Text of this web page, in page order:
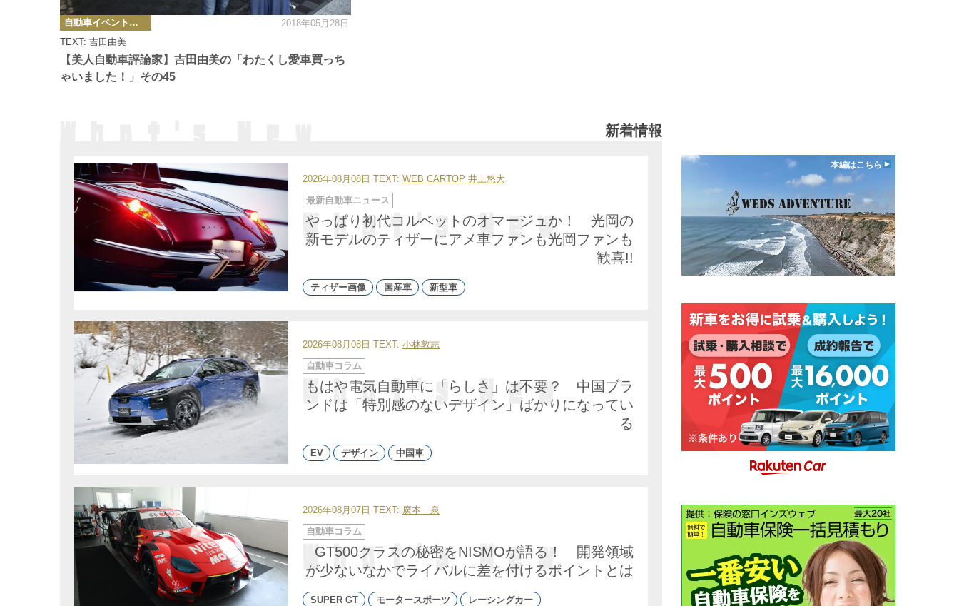
【美人自動車評論家】吉田由美の「わたくし愛車買っち
ゃいました！」その45
TEXT: 吉田由美
カ
テ
ゴ
リ
ー
自動車イベント・カーイベント 2018年05月28日
新着情報
2026年08月08日 TEXT: WEB CARTOP 井上悠大
やっぱり初代コルベットのオマージュか！ 光岡の
新モデルのティザーにアメ車ファンも光岡ファンも
歓喜!!
カ
テ
ゴ
リ
ー
最新自動車ニュース
ティザー画像 国産車 新型車
2026年08月08日 TEXT: 小林敦志
もはや電気自動車に「らしさ」は不要？ 中国ブラ
ンドは「特別感のないデザイン」ばかりになってい
る
カ
テ
ゴ
リ
ー
自動車コラム
EV デザイン 中国車
2026年08月07日 TEXT: 廣本 泉
GT500クラスの秘密をNISMOが語る！ 開発領域
が少ないなかでライバルに差を付けるポイントとは
カ
テ
自動車コラム
SUPER GT モータースポーツ レーシングカー
本編はこちら